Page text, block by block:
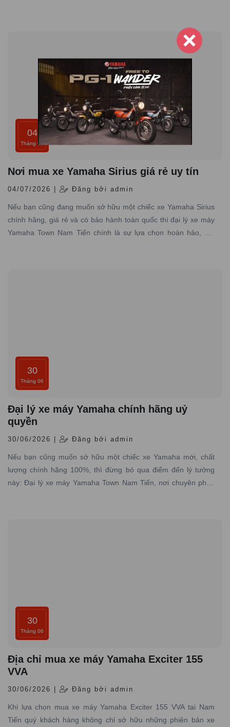
04
Tháng 07
Nơi mua xe Yamaha Sirius giá rẻ uy tín
04/07/2026 | Đăng bởi admin
Nếu bạn cũng đang muốn sở hữu một chiếc xe Yamaha Sirius
chính hãng, giá rẻ và có bảo hành toàn quốc thì đại lý xe máy
Yamaha Town Nam Tiến chính là sự lựa chọn hoàn hảo, nơi
30
Tháng 06
Đại lý xe máy Yamaha chính hãng uỷ
quyền
30/06/2026 | Đăng bởi admin
Nếu bạn cũng muốn sở hữu một chiếc xe Yamaha mới, chất
lượng chính hãng 100%, thì đừng bỏ qua điểm đến lý tưởng
này: Đại lý xe máy Yamaha Town Nam Tiến, nơi chuyên phân
30
Tháng 06
Địa chỉ mua xe máy Yamaha Exciter 155
VVA
30/06/2026 | Đăng bởi admin
Khi lựa chọn mua xe máy Yamaha Exciter 155 VVA tại Nam
Tiến quý khách hàng không chỉ sở hữu những phiên bản xe